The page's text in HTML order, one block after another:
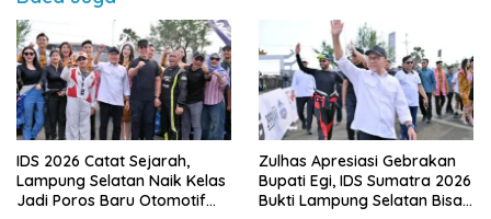
IDS 2026 Catat Sejarah,
Lampung Selatan Naik Kelas
Jadi Poros Baru Otomotif
Zulhas Apresiasi Gebrakan
Bupati Egi, IDS Sumatra 2026
Bukti Lampung Selatan Bisa